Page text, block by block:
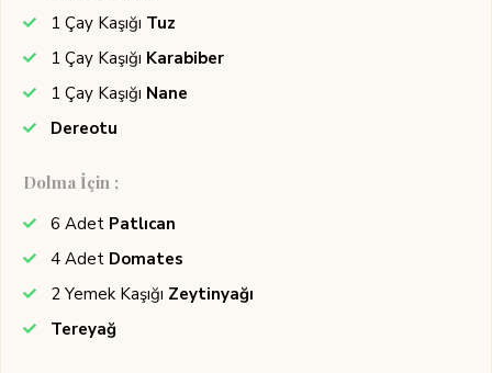
1 Çay Kaşığı Tuz
1 Çay Kaşığı Karabiber
1 Çay Kaşığı Nane
Dereotu
Dolma İçin ;
6 Adet Patlıcan
4 Adet Domates
2 Yemek Kaşığı Zeytinyağı
Tereyağ